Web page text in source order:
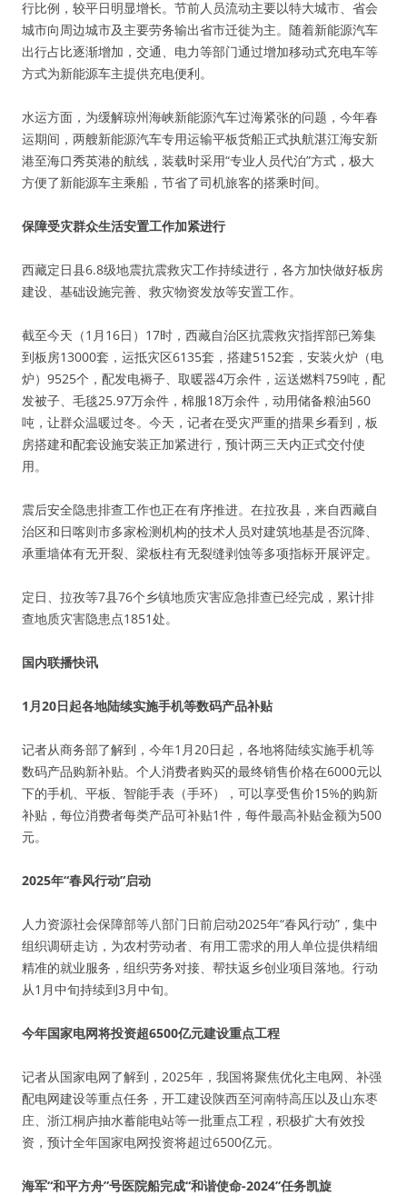
行比例，较平日明显增长。节前人员流动主要以特大城市、省会
城市向周边城市及主要劳务输出省市迁徙为主。随着新能源汽车
出行占比逐渐增加，交通、电力等部门通过增加移动式充电车等
方式为新能源车主提供充电便利。
水运方面，为缓解琼州海峡新能源汽车过海紧张的问题，今年春
运期间，两艘新能源汽车专用运输平板货船正式执航湛江海安新
港至海口秀英港的航线，装载时采用“专业人员代泊”方式，极大
方便了新能源车主乘船，节省了司机旅客的搭乘时间。
保障受灾群众生活安置工作加紧进行
西藏定日县6.8级地震抗震救灾工作持续进行，各方加快做好板房
建设、基础设施完善、救灾物资发放等安置工作。
截至今天（1月16日）17时，西藏自治区抗震救灾指挥部已筹集
到板房13000套，运抵灾区6135套，搭建5152套，安装火炉（电
炉）9525个，配发电褥子、取暖器4万余件，运送燃料759吨，配
发被子、毛毯25.97万余件，棉服18万余件，动用储备粮油560
吨，让群众温暖过冬。今天，记者在受灾严重的措果乡看到，板
房搭建和配套设施安装正加紧进行，预计两三天内正式交付使
用。
震后安全隐患排查工作也正在有序推进。在拉孜县，来自西藏自
治区和日喀则市多家检测机构的技术人员对建筑地基是否沉降、
承重墙体有无开裂、梁板柱有无裂缝剥蚀等多项指标开展评定。
定日、拉孜等7县76个乡镇地质灾害应急排查已经完成，累计排
查地质灾害隐患点1851处。
国内联播快讯
1月20日起各地陆续实施手机等数码产品补贴
记者从商务部了解到，今年1月20日起，各地将陆续实施手机等
数码产品购新补贴。个人消费者购买的最终销售价格在6000元以
下的手机、平板、智能手表（手环），可以享受售价15%的购新
补贴，每位消费者每类产品可补贴1件，每件最高补贴金额为500
元。
2025年“春风行动”启动
人力资源社会保障部等八部门日前启动2025年“春风行动”，集中
组织调研走访，为农村劳动者、有用工需求的用人单位提供精细
精准的就业服务，组织劳务对接、帮扶返乡创业项目落地。行动
从1月中旬持续到3月中旬。
今年国家电网将投资超6500亿元建设重点工程
记者从国家电网了解到，2025年，我国将聚焦优化主电网、补强
配电网建设等重点任务，开工建设陕西至河南特高压以及山东枣
庄、浙江桐庐抽水蓄能电站等一批重点工程，积极扩大有效投
资，预计全年国家电网投资将超过6500亿元。
海军“和平方舟”号医院船完成“和谐使命-2024”任务凯旋